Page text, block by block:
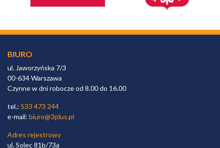
BIURO
ul. Jaworzyńska 7/3
00-634 Warszawa
Czynne w dni robocze od 8.00 do 16.00
tel.: 533 473 244
e-mail: biuro@3plus.pl
Adres rejestrowy
ul. Solec 81b/73a